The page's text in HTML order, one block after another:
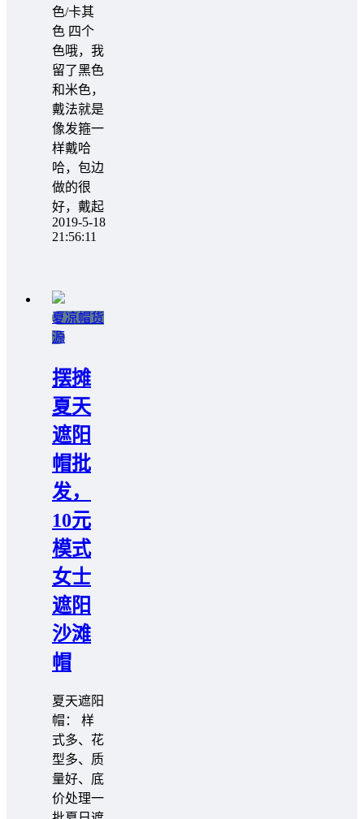
色/卡其
色 四个
色哦，我
留了黑色
和米色，
戴法就是
像发箍一
样戴哈
哈，包边
做的很
好，戴起
2019-5-18
21:56:11
夏凉帽货
源
摆摊
夏天
遮阳
帽批
发，
10元
模式
女士
遮阳
沙滩
帽
夏天遮阳
帽： 样
式多、花
型多、质
量好、底
价处理一